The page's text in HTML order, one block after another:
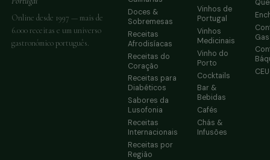
Online desde 1997 — mais de
6.000 receitas e um universo
gastronómico português.
Doces &
Sobremesas
Receitas
Afrodisíacas
Receitas do
Coração
Receitas para
Diabéticos
Sabores da
Lusofonia
Receitas
Internacionais
Receitas por
Região
Vinhos de
Portugal
Vinhos
Medicinais
Vinho do
Porto
Cocktails
Bar &
Bebidas
Cafés
Chás &
Infusões